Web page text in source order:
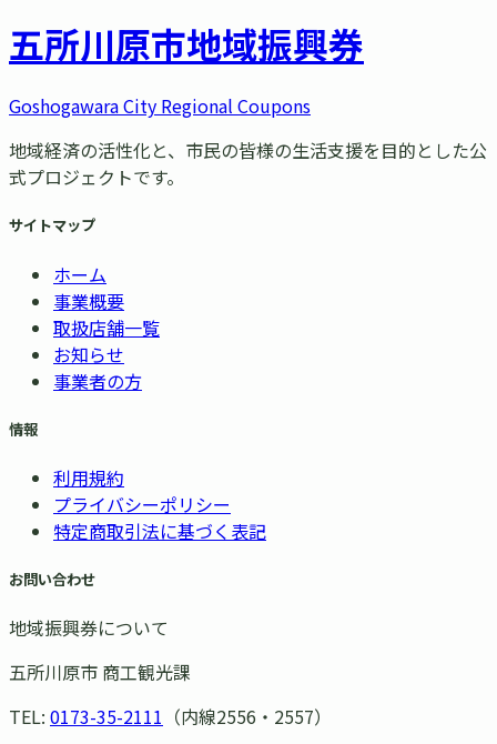
五所川原市地域振興券
Goshogawara City Regional Coupons
地域経済の活性化と、市民の皆様の生活支援を目的とした公
式プロジェクトです。
サイトマップ
ホーム
事業概要
取扱店舗一覧
お知らせ
事業者の方
情報
利用規約
プライバシーポリシー
特定商取引法に基づく表記
お問い合わせ
地域振興券について
五所川原市 商工観光課
TEL: 0173-35-2111 （内線2556・2557）